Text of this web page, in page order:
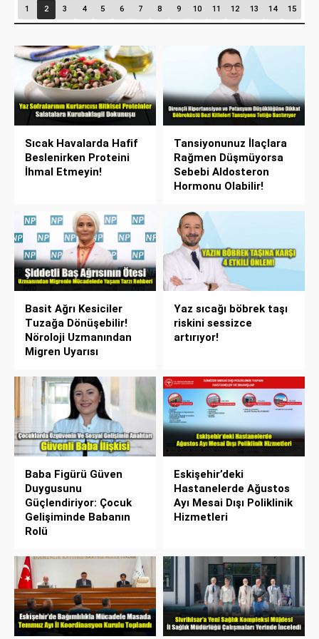
1 2 3 4 5 6 7 8 9 10 11 12 13 14 15
Sıcak Havalarda Hafif
Beslenirken Proteini
İhmal Etmeyin!
Tansiyonunuz İlaçlara
Rağmen Düşmüyorsa
Sebebi Aldosteron
Hormonu Olabilir!
Basit Ağrı Kesiciler
Tuzağa Dönüşebilir!
Nöroloji Uzmanından
Migren Uyarısı
Yaz sıcağı böbrek taşı
riskini sessizce
artırıyor!
Baba Figürü Güven
Duygusunu
Güçlendiriyor: Çocuk
Gelişiminde Babanın
Rolü
Eskişehir’deki
Hastanelerde Ağustos
Ayı Mesai Dışı Poliklinik
Hizmetleri